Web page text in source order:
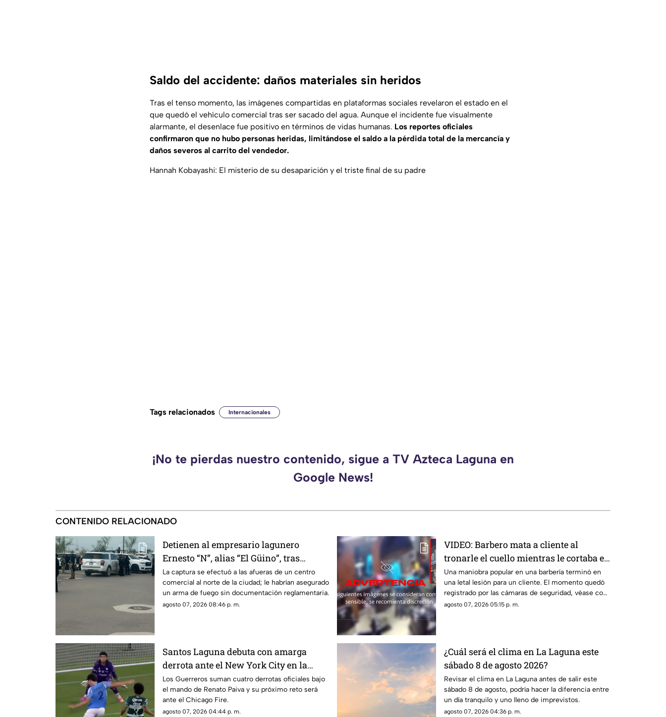
Saldo del accidente: daños materiales sin heridos
Tras el tenso momento, las imágenes compartidas en plataformas sociales revelaron el estado en el
que quedó el vehículo comercial tras ser sacado del agua. Aunque el incidente fue visualmente
alarmante, el desenlace fue positivo en términos de vidas humanas. Los reportes oficiales
confirmaron que no hubo personas heridas, limitándose el saldo a la pérdida total de la mercancía y
daños severos al carrito del vendedor.
Hannah Kobayashi: El misterio de su desaparición y el triste final de su padre
Tags relacionados Internacionales
¡No te pierdas nuestro contenido, sigue a TV Azteca Laguna en
Google News!
CONTENIDO RELACIONADO
Detienen al empresario lagunero
Ernesto “N”, alias “El Güino”, tras
despliegue de seguridad en Torreón
La captura se efectuó a las afueras de un centro
comercial al norte de la ciudad; le habrían asegurado
un arma de fuego sin documentación reglamentaria.
agosto 07, 2026 08:46 p. m.
VIDEO: Barbero mata a cliente al
tronarle el cuello mientras le cortaba el
cabello
Una maniobra popular en una barbería terminó en
una letal lesión para un cliente. El momento quedó
registrado por las cámaras de seguridad, véase con
precaución.
agosto 07, 2026 05:15 p. m.
Santos Laguna debuta con amarga
derrota ante el New York City en la
Leagues Cup
Los Guerreros suman cuatro derrotas oficiales bajo
el mando de Renato Paiva y su próximo reto será
ante el Chicago Fire.
agosto 07, 2026 04:44 p. m.
¿Cuál será el clima en La Laguna este
sábado 8 de agosto 2026?
Revisar el clima en La Laguna antes de salir este
sábado 8 de agosto, podría hacer la diferencia entre
un día tranquilo y uno lleno de imprevistos.
agosto 07, 2026 04:36 p. m.